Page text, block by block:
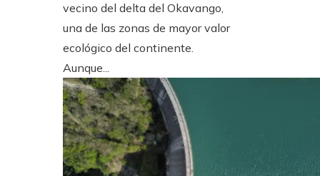
vecino del delta del Okavango,
una de las zonas de mayor valor
ecológico del continente.
Aunque...